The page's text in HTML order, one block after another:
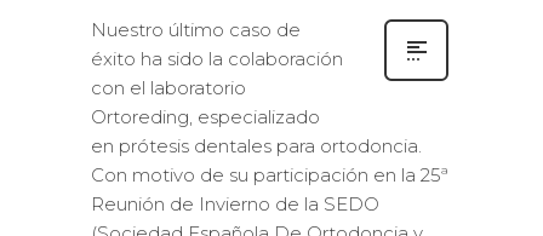
Nuestro último caso de
éxito ha sido la colaboración
con el laboratorio
Ortoreding, especializado
en prótesis dentales para ortodoncia.
Con motivo de su participación en la 25ª
Reunión de Invierno de la SEDO